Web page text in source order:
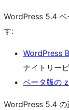
WordPress 5.4 ベ
す:
WordPress
ナイトリー
ベータ版の
WordPress 5.4 の